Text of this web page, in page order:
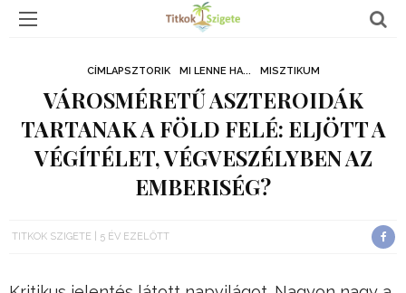
CÍMLAPSZTORIK MI LENNE HA... MISZTIKUM
VÁROSMÉRETŰ ASZTEROIDÁK
TARTANAK A FÖLD FELÉ: ELJÖTT A
VÉGÍTÉLET, VÉGVESZÉLYBEN AZ
EMBERISÉG?
TITKOK SZIGETE 5 ÉV EZELŐTT